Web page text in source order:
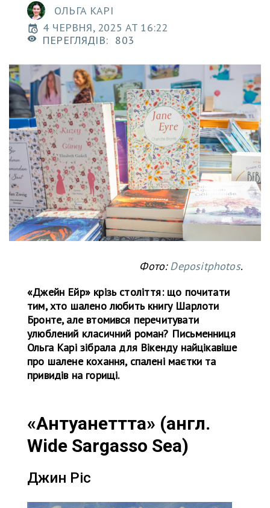
ОЛЬГА КАРІ
4 ЧЕРВНЯ, 2025 AT 16:22
ПЕРЕГЛЯДІВ: 803
Фото:Depositphotos.
«Джейн Ейр» крізь століття: що почитати
тим, хто шалено любить книгу Шарлоти
Бронте, але втомився перечитувати
улюблений класичний роман? Письменниця
Ольга Карі зібрала для Вікенду найцікавіше
про шалене кохання, спалені маєтки та
привидів на горищі.
«Антуанеттта» (англ.
Wide Sargasso Sea)
Джин Ріс